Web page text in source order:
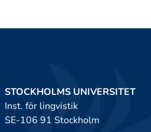
STOCKHOLMS UNIVERSITET
Inst. för lingvistik
SE-106 91 Stockholm